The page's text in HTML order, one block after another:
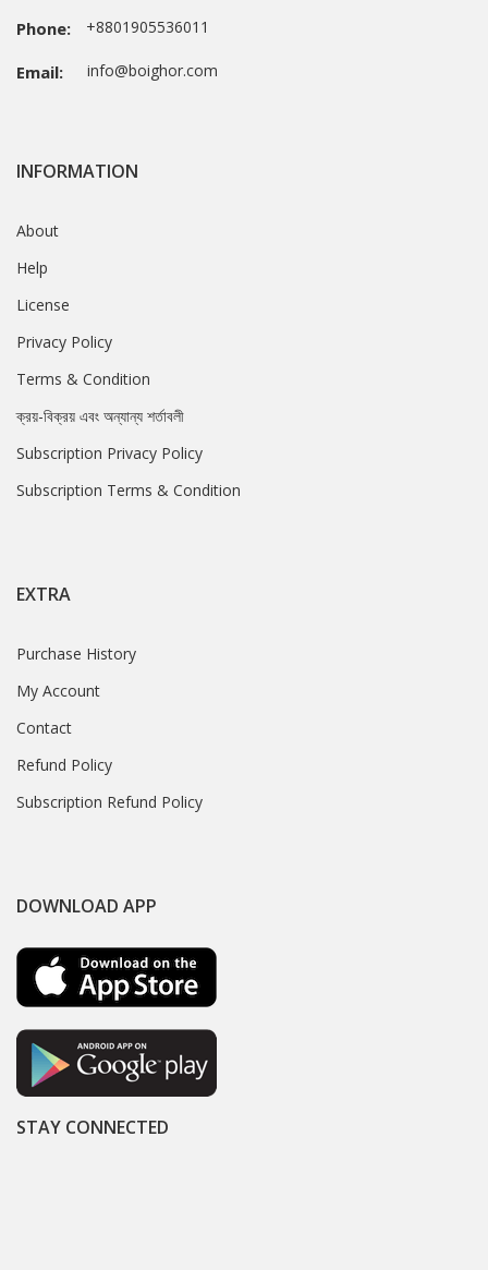
Phone: +8801905536011
Email: info@boighor.com
INFORMATION
About
Help
License
Privacy Policy
Terms & Condition
ক্রয়-বিক্রয় এবং অন্যান্য শর্তাবলী
Subscription Privacy Policy
Subscription Terms & Condition
EXTRA
Purchase History
My Account
Contact
Refund Policy
Subscription Refund Policy
DOWNLOAD APP
STAY CONNECTED